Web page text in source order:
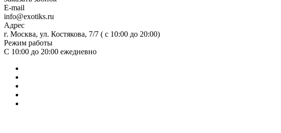
E-mail
info@exotiks.ru
Адрес
г. Москва, ул. Костякова, 7/7 ( с 10:00 до 20:00)
Режим работы
С 10:00 до 20:00 ежедневно